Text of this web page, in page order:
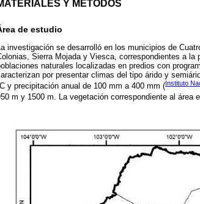
Y MÉTODOS
de estudio
investigación se desarrolló en los municipios de
Sierra Mojada y Viesca, correspondientes a
naturales localizadas en predios con
por presentar climas del tipo árido y
y precipitación anual de 100 mm a 400 mm (Instituto
m y 1500 m. La vegetación correspondiente al área